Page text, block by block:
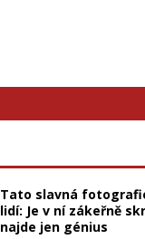
Tato slavná
lidí: Je v ní zákeřně
najde jen génius